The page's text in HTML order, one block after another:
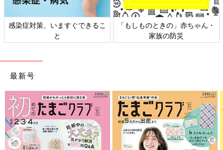
出典：Instagramアカウント「choshi_88」
choshiさんはこちらのお洋服を。スリーパー、カーディガン、ベ
感染症対策、いますぐできるこ
と
「もしものときの」赤ちゃん・
家族の防災
最新号